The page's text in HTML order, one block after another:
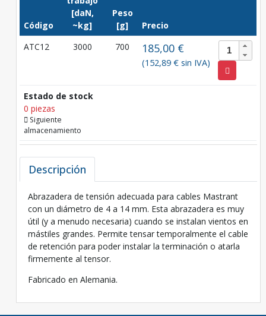
Código
[daN,
~kg]
Peso
[g]
Precio
ATC12
3000 700 185,00 €
(152,89 € sin IVA)
Estado de stock
0 piezas
Siguiente
almacenamiento
Descripción
Abrazadera de tensión adecuada para cables Mastrant
con un diámetro de 4 a 14 mm. Esta abrazadera es muy
útil (y a menudo necesaria) cuando se instalan vientos en
mástiles grandes. Permite tensar temporalmente el cable
de retención para poder instalar la terminación o atarla
firmemente al tensor.
Fabricado en Alemania.